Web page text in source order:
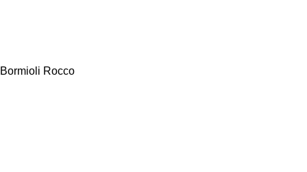
Bormioli Rocco